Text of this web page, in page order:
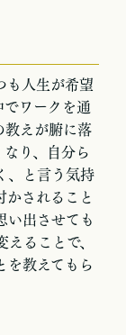
も人生が希望
でワークを通
教えが腑に落
り、自分ら
、と言う気持
かされること
い出させても
ることで、
を教えてもら